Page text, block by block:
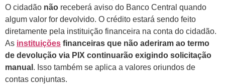
O cidadão não receberá aviso do Banco Central quando
algum valor for devolvido. O crédito estará sendo feito
diretamente pela instituição financeira na conta do cidadão.
As instituições financeiras que não aderiram ao termo
de devolução via PIX continuarão exigindo solicitação
manual . Isso também se aplica a valores oriundos de
contas conjuntas.